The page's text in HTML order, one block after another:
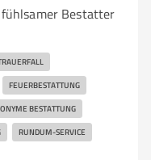
Bestatter
FEUERBESTATTUNG
BESTATTUNG
RUNDUM-SERVICE